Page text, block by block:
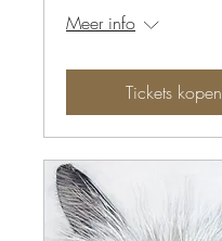
Meer info
Tickets kopen